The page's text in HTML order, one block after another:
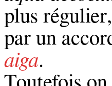
plus régulier,
par un
aiga.